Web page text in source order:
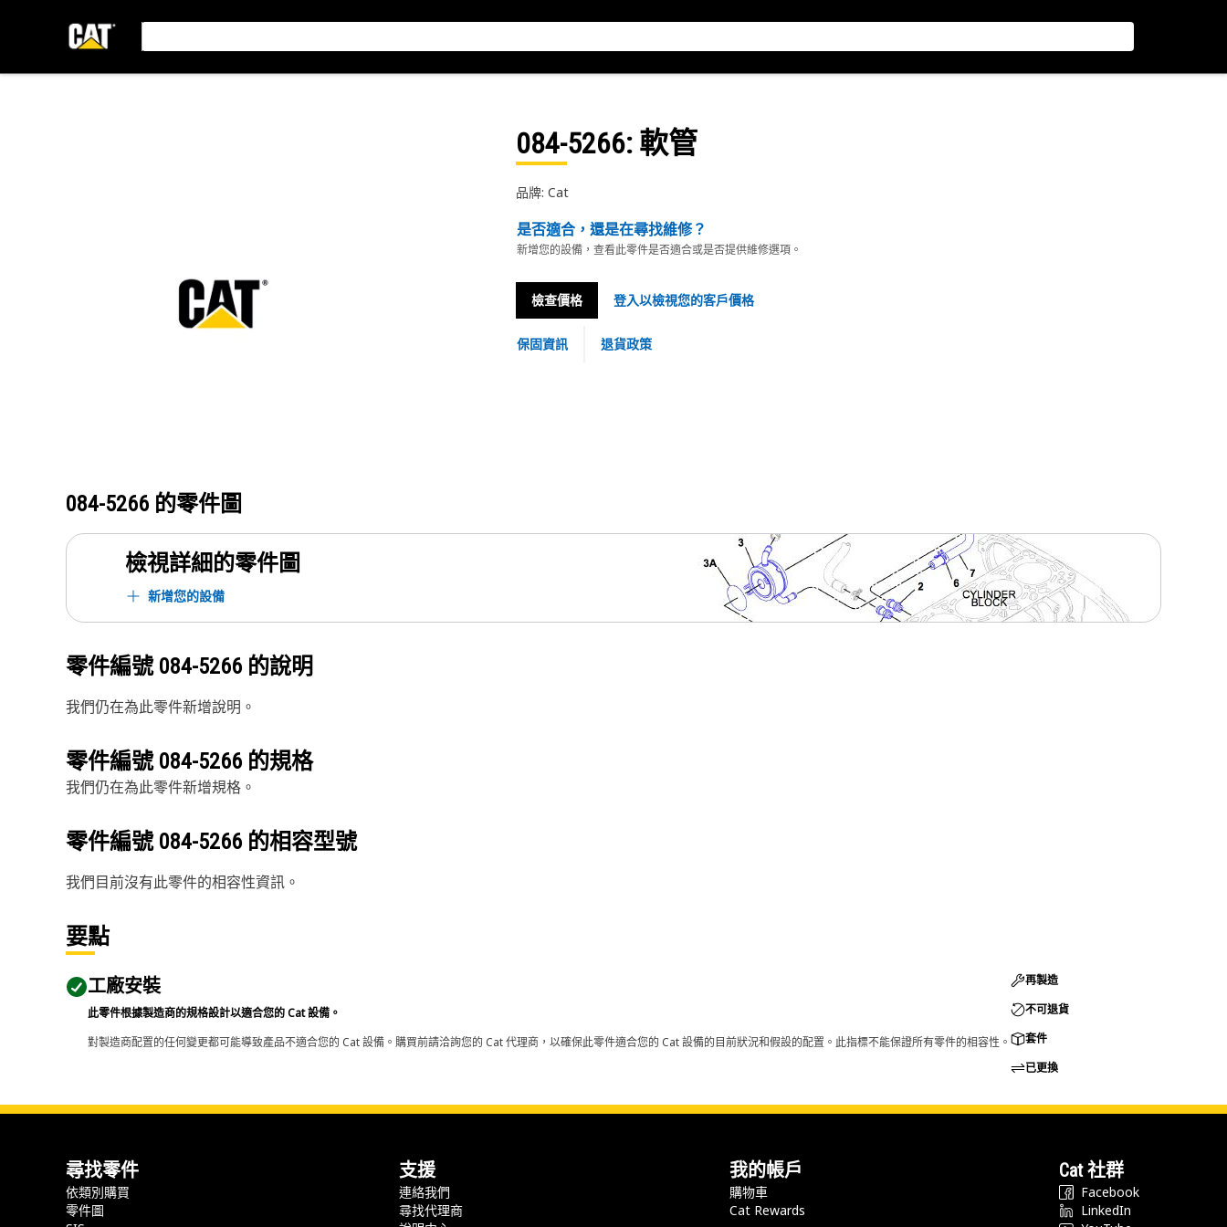
084-5266: 軟管
品牌: Cat
是否適合，還是在尋找維修？
新增您的設備，查看此零件是否適合或是否提供維修選項。
檢查價格 登入以檢視您的客戶價格
保固資訊 退貨政策
084-5266 的零件圖
檢視詳細的零件圖
新增您的設備
零件編號 084-5266 的說明
我們仍在為此零件新增說明。
零件編號 084-5266 的規格
我們仍在為此零件新增規格。
零件編號 084-5266 的相容型號
我們目前沒有此零件的相容性資訊。
要點
工廠安裝
此零件根據製造商的規格設計以適合您的 Cat 設備。
對製造商配置的任何變更都可能導致產品不適合您的 Cat 設備。購買前請洽詢您的 Cat 代理商，以確保此零件適合您的 Cat 設備的目前狀況和假設的配置。此指標不能保證所有零件的相容性。
再製造
不可退貨
套件
已更換
尋找零件
依類別購買
零件圖
支援
連絡我們
尋找代理商
我的帳戶
購物車
Cat Rewards
Cat 社群
Facebook
LinkedIn